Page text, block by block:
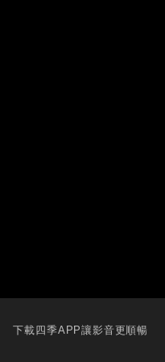
下載四季APP讓影音更順暢